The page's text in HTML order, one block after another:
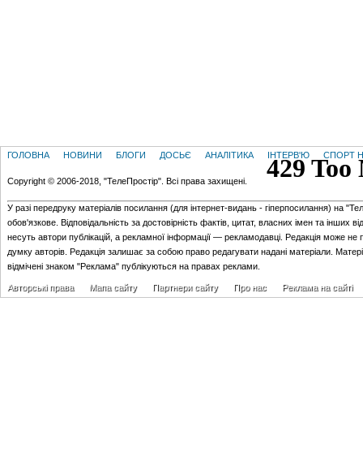
ГОЛОВНА НОВИНИ БЛОГИ ДОСЬЄ АНАЛІТИКА ІНТЕРВ'Ю СПОРТ
Copyright © 2006-2018, "ТелеПростір". Всі права захищені.
У разі передруку матеріалів посилання (для iнтернет-видань - гiперпосилання) на
обов'язкове. Відповідальність за достовірність фактів, цитат, власних імен та інших
несуть автори публікацій, а рекламної інформації — рекламодавці. Редакція може не
думку авторів. Редакція залишає за собою право редагувати надані матеріали.
відмічені знаком "Реклама" публікуються на правах реклами.
Авторські права Мапа сайту Партнери сайту Про нас Реклама на сайті